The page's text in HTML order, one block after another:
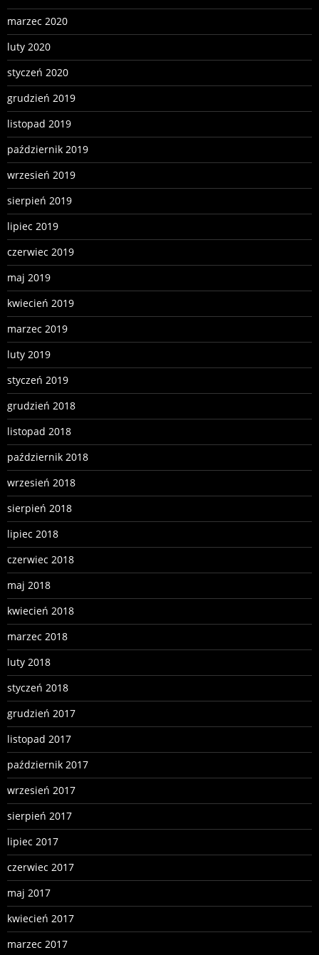
marzec 2020
luty 2020
styczeń 2020
grudzień 2019
listopad 2019
październik 2019
wrzesień 2019
sierpień 2019
lipiec 2019
czerwiec 2019
maj 2019
kwiecień 2019
marzec 2019
luty 2019
styczeń 2019
grudzień 2018
listopad 2018
październik 2018
wrzesień 2018
sierpień 2018
lipiec 2018
czerwiec 2018
maj 2018
kwiecień 2018
marzec 2018
luty 2018
styczeń 2018
grudzień 2017
listopad 2017
październik 2017
wrzesień 2017
sierpień 2017
lipiec 2017
czerwiec 2017
maj 2017
kwiecień 2017
marzec 2017